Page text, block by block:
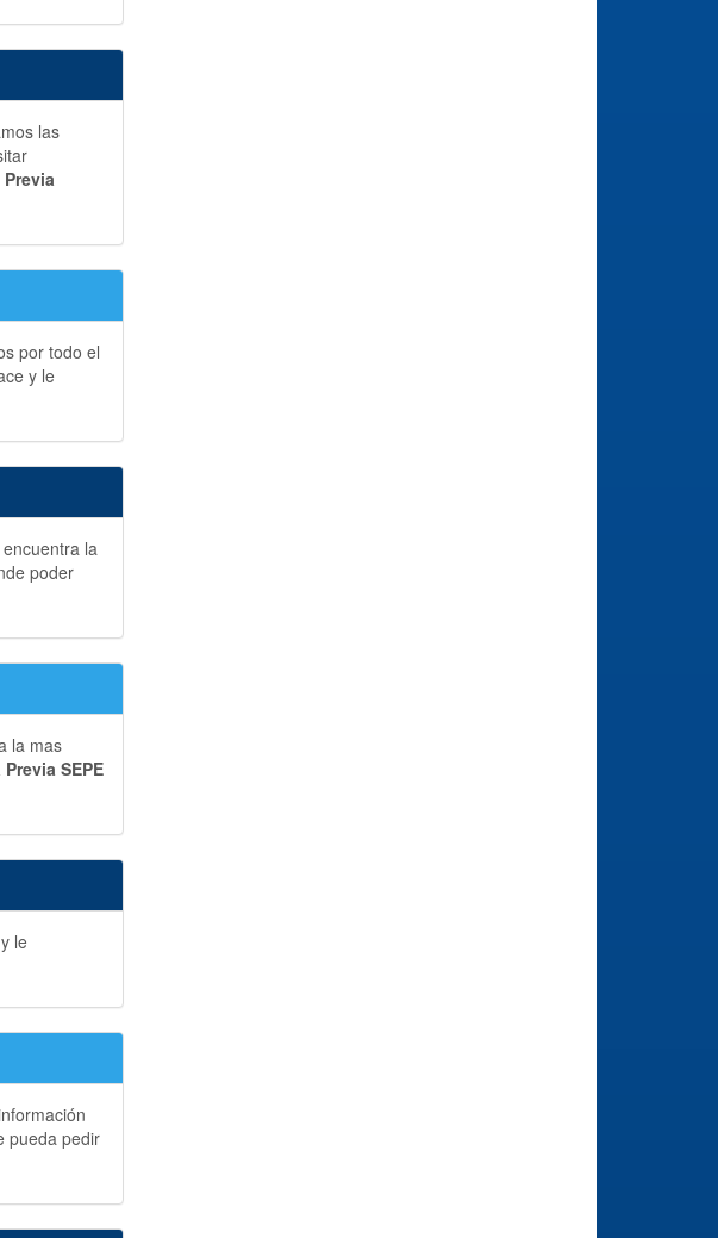
las
por todo el
y le
la
poder
la mas
SEPE
le
pueda pedir